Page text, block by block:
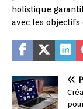
holistique
avec les objectifs